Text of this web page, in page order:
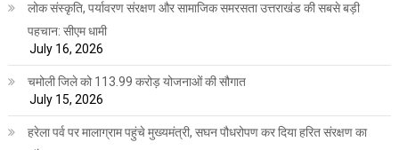
लोक संस्कृति, पर्यावरण संरक्षण और सामाजिक समरसता उत्तराखंड की सबसे बड़ी
पहचान: सीएम धामी
July 16, 2026
चमोली जिले को 113.99 करोड़ योजनाओं की सौगात
July 15, 2026
हरेला पर्व पर मालाग्राम पहुंचे मुख्यमंत्री, सघन पौधरोपण कर दिया हरित संरक्षण का